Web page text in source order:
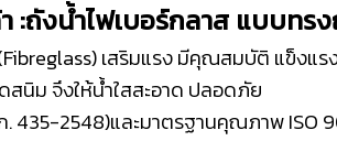
:ถังน้ำไฟเบอร์กลาส แบบทร
เสริมแรง มีคุณสมบัติ แข็งแร
สนิม จึงให้น้ำใสสะอาด ปลอดภัย
. 435-2548)และมาตรฐานคุณภาพ ISO